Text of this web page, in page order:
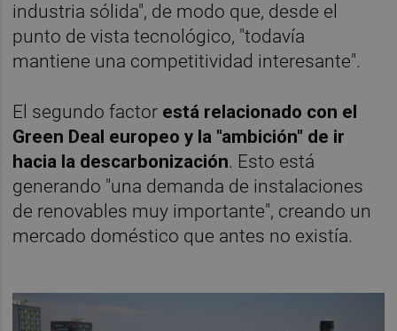
industria sólida", de modo que, desde el
punto de vista tecnológico, "todavía
mantiene una competitividad interesante".
El segundo factor está relacionado con el
Green Deal europeo y la "ambición" de ir
hacia la descarbonización. Esto está
generando "una demanda de instalaciones
de renovables muy importante", creando un
mercado doméstico que antes no existía.